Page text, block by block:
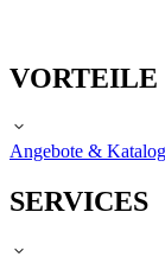
VORTEILE
Angebote &
SERVICES